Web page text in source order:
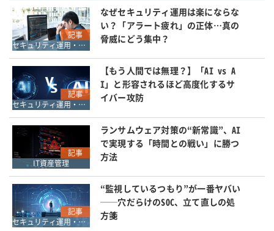
記事
セキュリティ運用・SOC・SIEM・ログ管理
なぜセキュリティ運用は楽にならな
い？「アラート疲れ」の正体…真の
脅威にどう集中？
記事
セキュリティ運用・SOC・SIEM・ログ管理
【もう人間では無理？】「AI vs A
I」と形容されるほど高度化するサ
イバー攻防
記事
IT資産管理
ランサムウェア対策の“新常識”、AI
で実現する「時間との戦い」に勝つ
方法
記事
セキュリティ運用・SOC・SIEM・ログ管理
“監視しているつもり”が一番ヤバい
──穴だらけのSOC、立て直しの処
方箋